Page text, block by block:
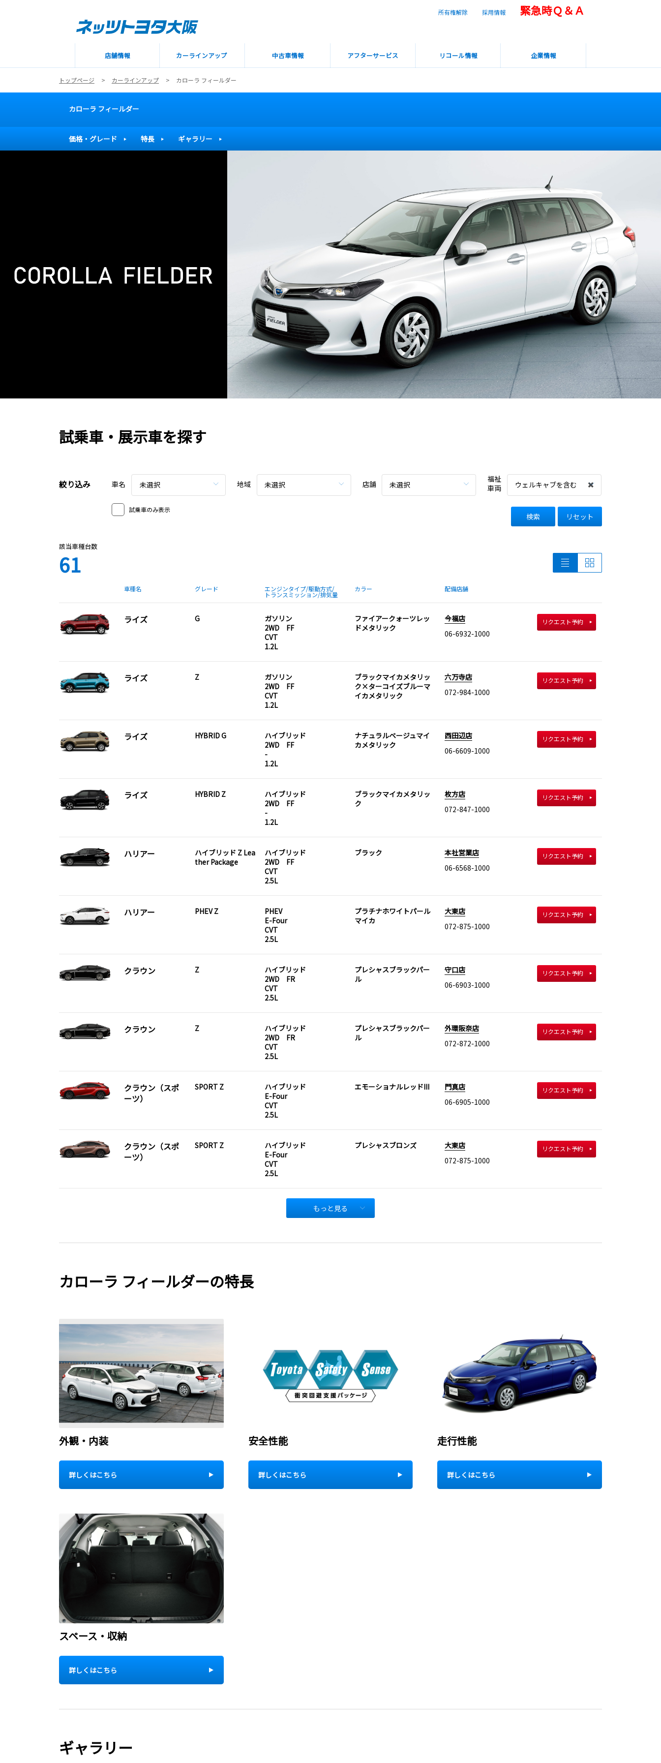
店舗情報 カーラインアップ 中古車情報 アフターサービス リコール情報 企業情報
所有権解除 採用情報 緊急時Ｑ＆Ａ
トップページ カーラインアップ カローラ フィールダー
カローラ フィールダー
価格・グレード 特長 ギャラリー
試乗車・展示車を探す
絞り込み 車名 未選択 地域 未選択 店舗 未選択
福祉
車両
ウェルキャブを含む
試乗車のみ表示
検索 リセット
該当車種台数
61
車種名 グレード エンジンタイプ/駆動方式/
トランスミッション/排気量
カラー 配備店舗
ライズ G
ガソリン
2WD FF
CVT
1.2L
ファイアークォーツレッ
ドメタリック
今福店
06-6932-1000
リクエスト予約
ライズ Z
ガソリン
2WD FF
CVT
1.2L
ブラックマイカメタリッ
ク×ターコイズブルーマ
イカメタリック
六万寺店
072-984-1000
リクエスト予約
ライズ HYBRID G
ハイブリッド
2WD FF
-
1.2L
ナチュラルベージュマイ
カメタリック
西田辺店
06-6609-1000
リクエスト予約
ライズ HYBRID Z
ハイブリッド
2WD FF
-
1.2L
ブラックマイカメタリッ
ク
枚方店
072-847-1000
リクエスト予約
ハリアー
ハイブリッド Z Lea
ther Package
ハイブリッド
2WD FF
CVT
2.5L
ブラック
本社営業店
06-6568-1000
リクエスト予約
ハリアー PHEV Z
PHEV
E-Four
CVT
2.5L
プラチナホワイトパール
マイカ
大東店
072-875-1000
リクエスト予約
クラウン Z
ハイブリッド
2WD FR
CVT
2.5L
プレシャスブラックパー
ル
守口店
06-6903-1000
リクエスト予約
クラウン Z
ハイブリッド
2WD FR
CVT
2.5L
プレシャスブラックパー
ル
外環阪奈店
072-872-1000
リクエスト予約
クラウン（スポ
ーツ）
SPORT Z
ハイブリッド
E-Four
CVT
2.5L
エモーショナルレッドIII
門真店
06-6905-1000
リクエスト予約
クラウン（スポ
ーツ）
SPORT Z
ハイブリッド
E-Four
CVT
2.5L
プレシャスブロンズ
大東店
072-875-1000
リクエスト予約
もっと見る
カローラ フィールダーの特長
外観・内装
詳しくはこちら
安全性能
詳しくはこちら
走行性能
詳しくはこちら
スペース・収納
詳しくはこちら
ギャラリー